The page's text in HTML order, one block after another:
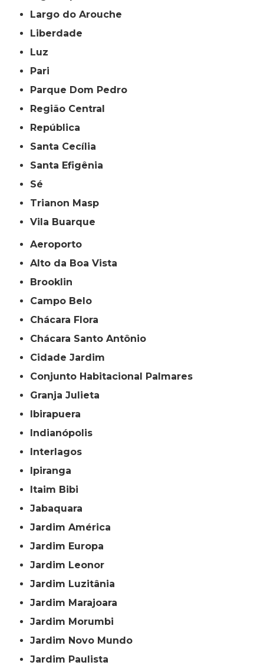
Largo do Arouche
Liberdade
Luz
Pari
Parque Dom Pedro
Região Central
República
Santa Cecília
Santa Efigênia
Sé
Trianon Masp
Vila Buarque
Aeroporto
Alto da Boa Vista
Brooklin
Campo Belo
Chácara Flora
Chácara Santo Antônio
Cidade Jardim
Conjunto Habitacional Palmares
Granja Julieta
Ibirapuera
Indianópolis
Interlagos
Ipiranga
Itaim Bibi
Jabaquara
Jardim América
Jardim Europa
Jardim Leonor
Jardim Luzitânia
Jardim Marajoara
Jardim Morumbi
Jardim Novo Mundo
Jardim Paulista